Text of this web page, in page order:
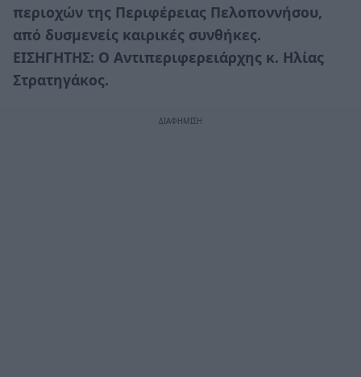
περιοχών της Περιφέρειας Πελοποννήσου,
από δυσμενείς καιρικές συνθήκες.
ΕΙΣΗΓΗΤΗΣ: Ο Αντιπεριφερειάρχης κ. Ηλίας
Στρατηγάκος.